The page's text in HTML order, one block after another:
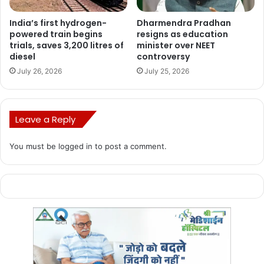
मांगें पूरी नहीं होती, तब तक नाकाबंदी जारी रहेगी।
यह ट्रेनें रद्द हुईं
गुरुवार को रद्द की गई ट्रेनों की सूची जारी की गई है। इनमें
हावड़ा-पुणे दुरंतो एक्सप्रेस
हावड़ा-जगदलपुर एक्सप्रेस
भुवनेश्वर-नई दिल्ली राजधानी एक्सप्रेस
शालीमार-एलटीटी एक्सप्रेस
हावड़ा-मुंबई एक्सप्रेस
सीएसएमटी मेल
India’s first hydrogen-
powered train begins
trials, saves 3,200 litres of
diesel
July 26, 2026
Dharmendra Pradhan
resigns as education
minister over NEET
controversy
July 25, 2026
Leave a Reply
You must be logged in to post a comment.